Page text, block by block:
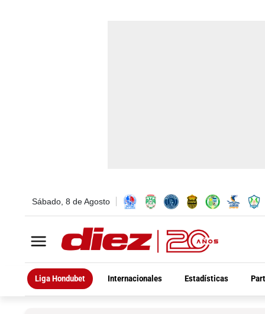
Sábado, 8 de Agosto
Liga Hondubet Internacionales Estadísticas